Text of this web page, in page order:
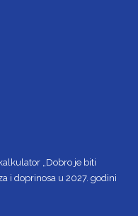
„Dobro je biti
i doprinosa u 2027. godini